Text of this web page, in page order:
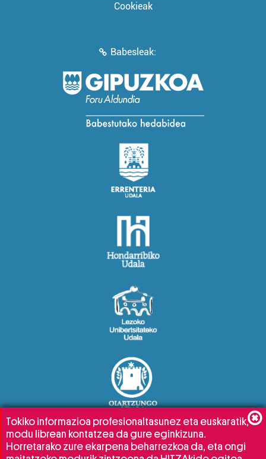
Cookieak
Babesleak:
Tokiko informazioa profesionaltasunez eta euskaratik,
modu librean kontatzea da gure eginkizuna.
Horretarako zure ekarpena beharrezkoa da, eta ongi